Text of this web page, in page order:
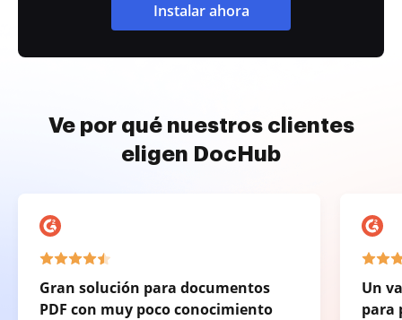
Instalar ahora
Ve por qué nuestros clientes
eligen DocHub
Gran solución para documentos
PDF con muy poco conocimiento
Un
para